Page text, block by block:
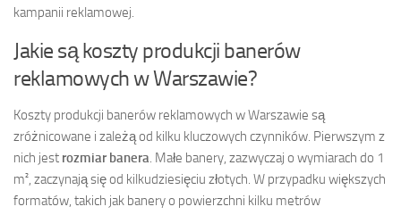
kampanii reklamowej.
Jakie są koszty produkcji banerów
reklamowych w Warszawie?
Koszty produkcji banerów reklamowych w Warszawie są
zróżnicowane i zależą od kilku kluczowych czynników. Pierwszym z
nich jest rozmiar banera. Małe banery, zazwyczaj o wymiarach do 1
m², zaczynają się od kilkudziesięciu złotych. W przypadku większych
formatów, takich jak banery o powierzchni kilku metrów